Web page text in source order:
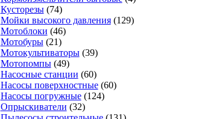
Кусторезы (74)
Мойки высокого давления (129)
Мотоблоки (46)
Мотобуры (21)
Мотокультиваторы (39)
Мотопомпы (49)
Насосные станции (60)
Насосы поверхностные (60)
Насосы погружные (124)
Опрыскиватели (32)